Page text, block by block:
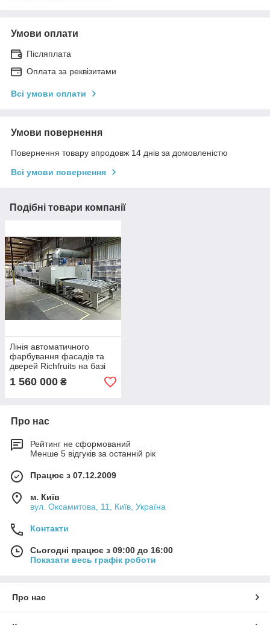
Умови оплати
Післяплата
Оплата за реквізитами
Всі умови оплати
Умови повернення
Повернення товару впродовж 14 днів за домовленістю
Всі умови повернення
Подібні товари компанії
Лінія автоматичного
фарбування фасадів та
дверей Richfruits на базі
верстата MH-7413/2D з
двома каретками
1 560 000 ₴
Про нас
Рейтинг не сформований
Менше 5 відгуків за останній рік
Працює з 07.12.2009
м. Київ
вул. Оксамитова, 11, Київ, Україна
Контакти
Сьогодні працює з 09:00 до 16:00
Показати весь графік роботи
Про нас